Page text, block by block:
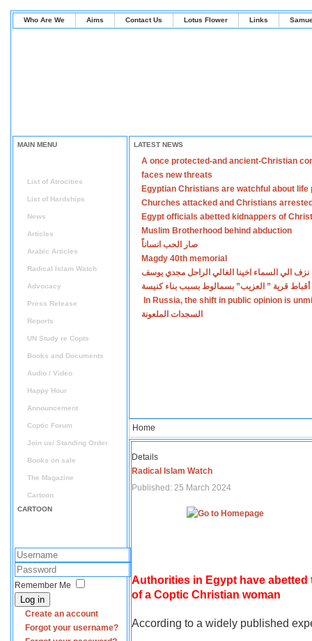
Who Are We Aims Contact Us Lotus Flower Links
MAIN MENU
List of Atrocities
List of Hardships
News
Articles
Arabic Articles
Radical Islam Watch
Advocacy
Press Release
Reports
UN Study re Copts
Books and Documents
Audio / Video
Happy Hour
Announcement
Coptic Forum
Join us/ Standing Order
Books on sale
The Magazine
Cartoon
CARTOON
Remember Me
Log in
Create an account
Forgot your username?
LATEST NEWS
A once protected-and ancient-Christian
faces new threats
Egyptian Christians are watchful about life
Churches attacked and Christians
Egypt officials abetted kidnappers of
Muslim Brotherhood behind abduction
صار الحب انساناً
Magdy 40th memorial
نزف الي السماء اخينا الغالي الراحل مجدي يوسف
أقباط قرية ” العزيب” بسمالوط بسبب بناء كنيسة
In Russia, the shift in public opinion is
السجدات الملعونة
Home
Details
Radical Islam Watch
Published: 25 March 2024
Authorities in Egypt have
of a Coptic Christian woman
According to a widely published